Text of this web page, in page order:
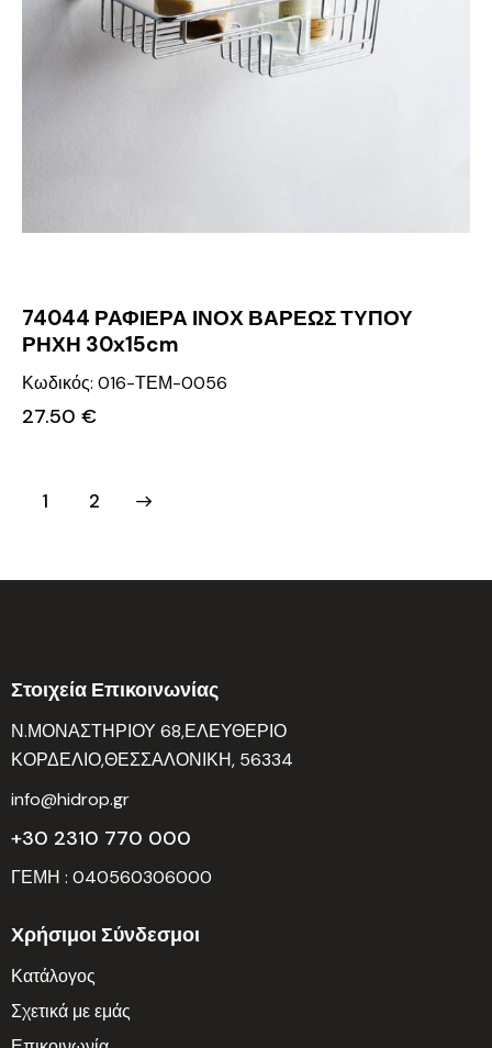
74044 ΡΑΦΙΕΡΑ ΙΝΟΧ ΒΑΡΕΩΣ ΤΥΠΟΥ
ΡΗΧΗ 30x15cm
Κωδικός: 016-ΤΕΜ-0056
27.50 €
1 2
→
Στοιχεία Επικοινωνίας
Ν.ΜΟΝΑΣΤΗΡΙΟΥ 68,ΕΛΕΥΘΕΡΙΟ
ΚΟΡΔΕΛΙΟ,ΘΕΣΣΑΛΟΝΙΚΗ, 56334
info@hidrop.gr
+30 2310 770 000
ΓΕΜΗ : 040560306000
Χρήσιμοι Σύνδεσμοι
Κατάλογος
Σχετικά με εμάς